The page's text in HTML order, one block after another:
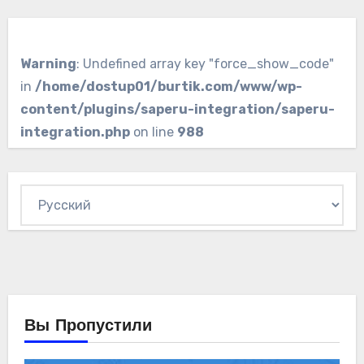
Warning: Undefined array key "force_show_code"
in /home/dostup01/burtik.com/www/wp-
content/plugins/saperu-integration/saperu-
integration.phpon line 988
язык
Вы Пропустили